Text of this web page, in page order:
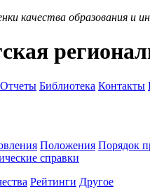
качества образования и
Отчеты Библиотека Контакты
Положения Порядок
справки
Рейтинги Другое